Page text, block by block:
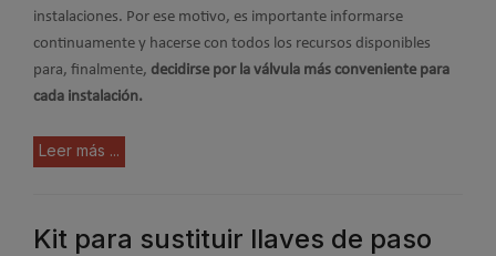
instalaciones. Por ese motivo, es importante informarse
continuamente y hacerse con todos los recursos disponibles
para, finalmente, decidirse por la válvula más conveniente para
cada instalación.
Leer más ...
Kit para sustituir llaves de paso